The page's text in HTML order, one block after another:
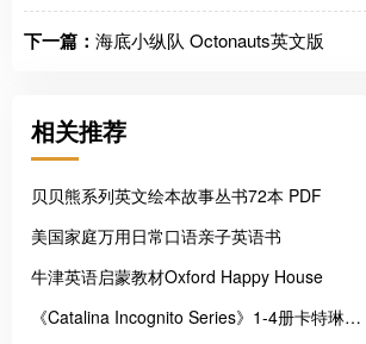
下一篇： 海底小纵队 Octonauts英文版
相关推荐
贝贝熊系列英文绘本故事丛书72本 PDF
美国家庭万用日常口语亲子英语书
牛津英语启蒙教材Oxford Happy House
《Catalina Incognito Series》1-4册卡特琳娜